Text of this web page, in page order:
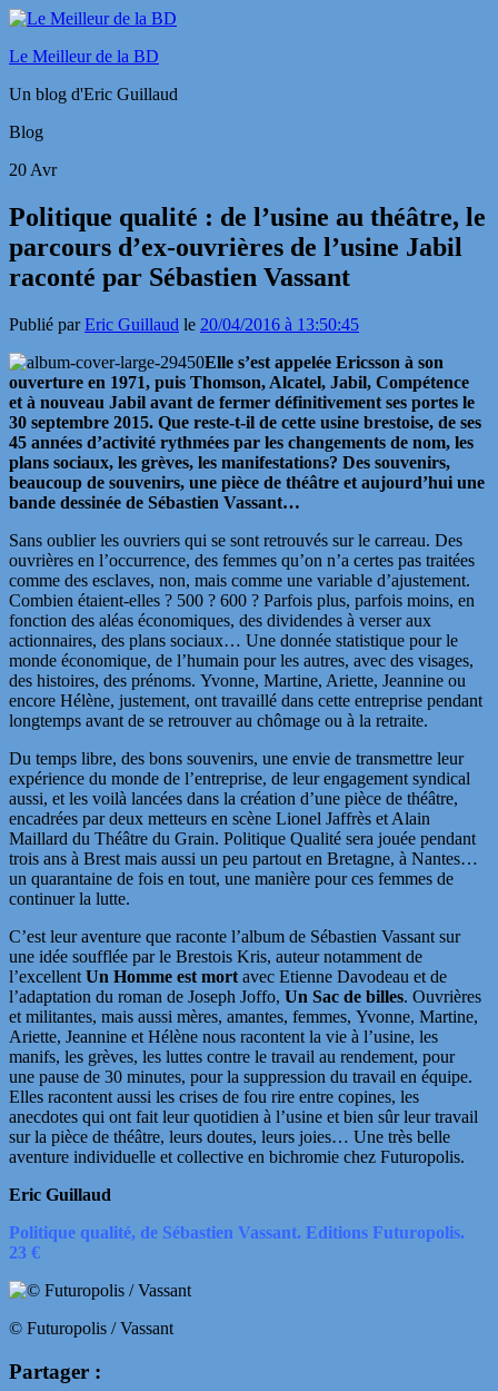
Le Meilleur de la BD
Un blog d'Eric Guillaud
Blog
20 Avr
Politique qualité : de l’usine au théâtre, le
parcours d’ex-ouvrières de l’usine Jabil
raconté par Sébastien Vassant
Publié parEric Guillaud le 20/04/2016 à 13:50:45
Elle s’est appelée Ericsson à son
ouverture en 1971, puis Thomson, Alcatel, Jabil, Compétence
et à nouveau Jabil avant de fermer définitivement ses portes le
30 septembre 2015. Que reste-t-il de cette usine brestoise, de ses
45 années d’activité rythmées par les changements de nom, les
plans sociaux, les grèves, les manifestations? Des souvenirs,
beaucoup de souvenirs, une pièce de théâtre et aujourd’hui une
bande dessinée de Sébastien Vassant…
Sans oublier les ouvriers qui se sont retrouvés sur le carreau. Des
ouvrières en l’occurrence, des femmes qu’on n’a certes pas traitées
comme des esclaves, non, mais comme une variable d’ajustement.
Combien étaient-elles ? 500 ? 600 ? Parfois plus, parfois moins, en
fonction des aléas économiques, des dividendes à verser aux
actionnaires, des plans sociaux… Une donnée statistique pour le
monde économique, de l’humain pour les autres, avec des visages,
des histoires, des prénoms. Yvonne, Martine, Ariette, Jeannine ou
encore Hélène, justement, ont travaillé dans cette entreprise pendant
longtemps avant de se retrouver au chômage ou à la retraite.
Du temps libre, des bons souvenirs, une envie de transmettre leur
expérience du monde de l’entreprise, de leur engagement syndical
aussi, et les voilà lancées dans la création d’une pièce de théâtre,
encadrées par deux metteurs en scène Lionel Jaffrès et Alain
Maillard du Théâtre du Grain. Politique Qualité sera jouée pendant
trois ans à Brest mais aussi un peu partout en Bretagne, à Nantes…
un quarantaine de fois en tout, une manière pour ces femmes de
continuer la lutte.
C’est leur aventure que raconte l’album de Sébastien Vassant sur
une idée soufflée par le Brestois Kris, auteur notamment de
l’excellent Un Homme est mort avec Etienne Davodeau et de
l’adaptation du roman de Joseph Joffo, Un Sac de billes. Ouvrières
et militantes, mais aussi mères, amantes, femmes, Yvonne, Martine,
Ariette, Jeannine et Hélène nous racontent la vie à l’usine, les
manifs, les grèves, les luttes contre le travail au rendement, pour
une pause de 30 minutes, pour la suppression du travail en équipe.
Elles racontent aussi les crises de fou rire entre copines, les
anecdotes qui ont fait leur quotidien à l’usine et bien sûr leur travail
sur la pièce de théâtre, leurs doutes, leurs joies… Une très belle
aventure individuelle et collective en bichromie chez Futuropolis.
Eric Guillaud
Politique qualité, de Sébastien Vassant. Editions Futuropolis.
23 €
© Futuropolis / Vassant
Partager :